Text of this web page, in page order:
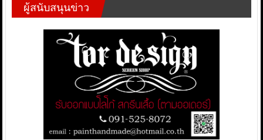
ผู้สนับสนุนข่าว